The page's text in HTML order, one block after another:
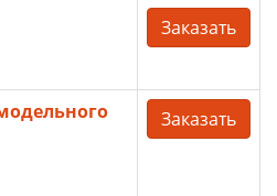
Заказать
Заказать